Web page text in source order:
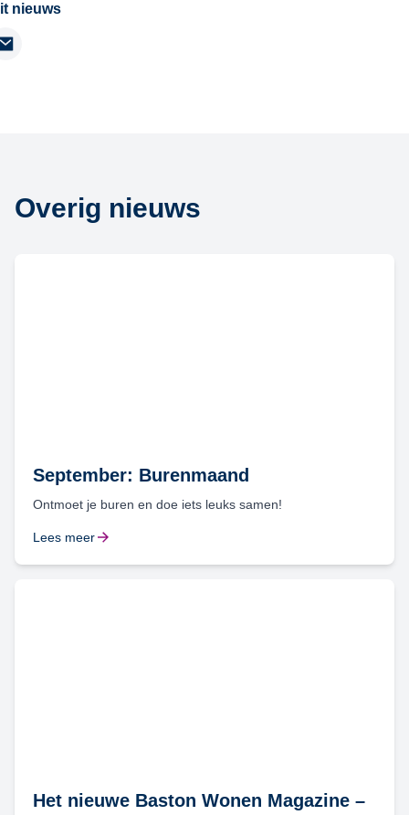
nieuws
Email
Overig nieuws
September: Burenmaand
Ontmoet je buren en doe iets leuks samen!
Lees meer
Het nieuwe Baston Wonen Magazine –